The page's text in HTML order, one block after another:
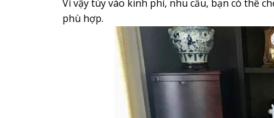
Vì vậy tùy vào kinh phí, nhu cầu, bạn có thể
phù hợp.